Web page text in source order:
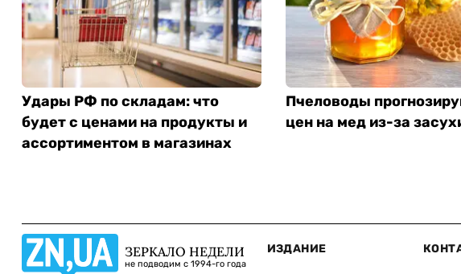
Удары РФ по складам: что
будет с ценами на продукты и
ассортиментом в магазинах
Пчеловоды
цен на мед из-за
ЗЕРКАЛО НЕДЕЛИ
не подводим с 1994-го года
ИЗДАНИЕ